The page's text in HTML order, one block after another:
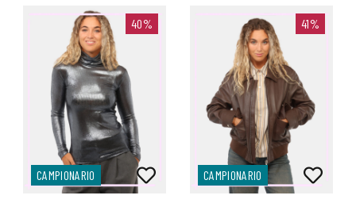
40%
CAMPIONARIO
41%
CAMPIONARIO